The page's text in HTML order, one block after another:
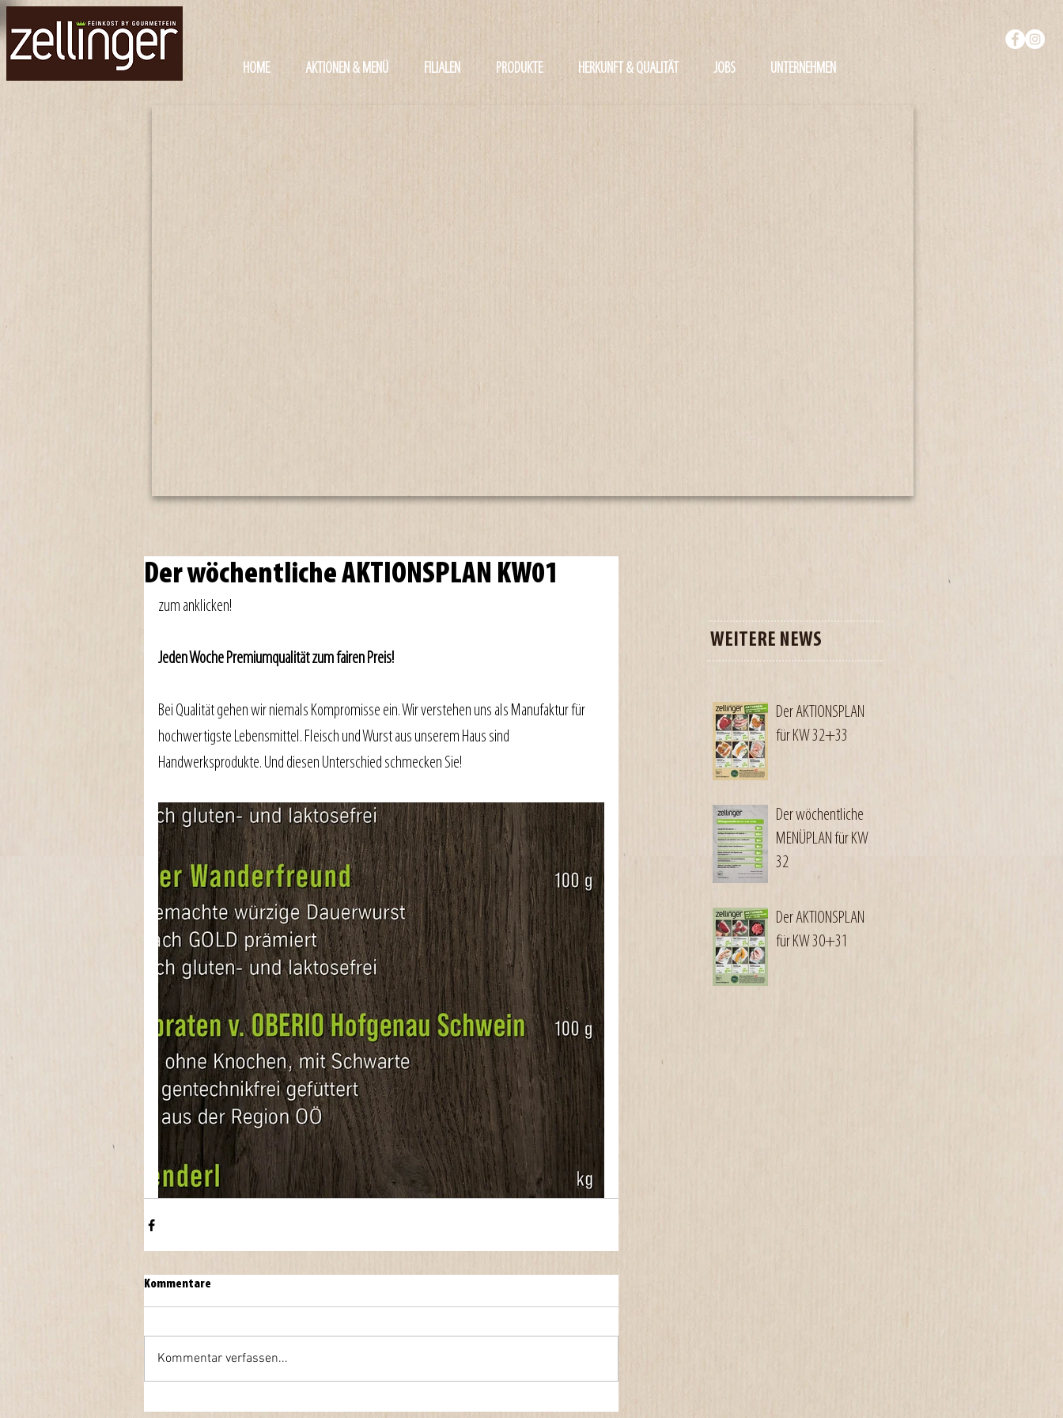
HOME AKTIONEN & MENÜ FILIALEN PRODUKTE HERKUNFT & QUALITÄT JOBS UNTERNEHMEN
Der wöchentliche AKTIONSPLAN KW01
zum anklicken!
Jeden Woche Premiumqualität zum fairen Preis!
Bei Qualität gehen wir niemals Kompromisse ein. Wir verstehen uns als Manufaktur für
hochwertigste Lebensmittel. Fleisch und Wurst aus unserem Haus sind
Handwerksprodukte. Und diesen Unterschied schmecken Sie!
Kommentare
Kommentar verfassen...
WEITERE NEWS
Der AKTIONSPLAN
für KW 32+33
Der wöchentliche
MENÜPLAN für KW
32
Der AKTIONSPLAN
für KW 30+31